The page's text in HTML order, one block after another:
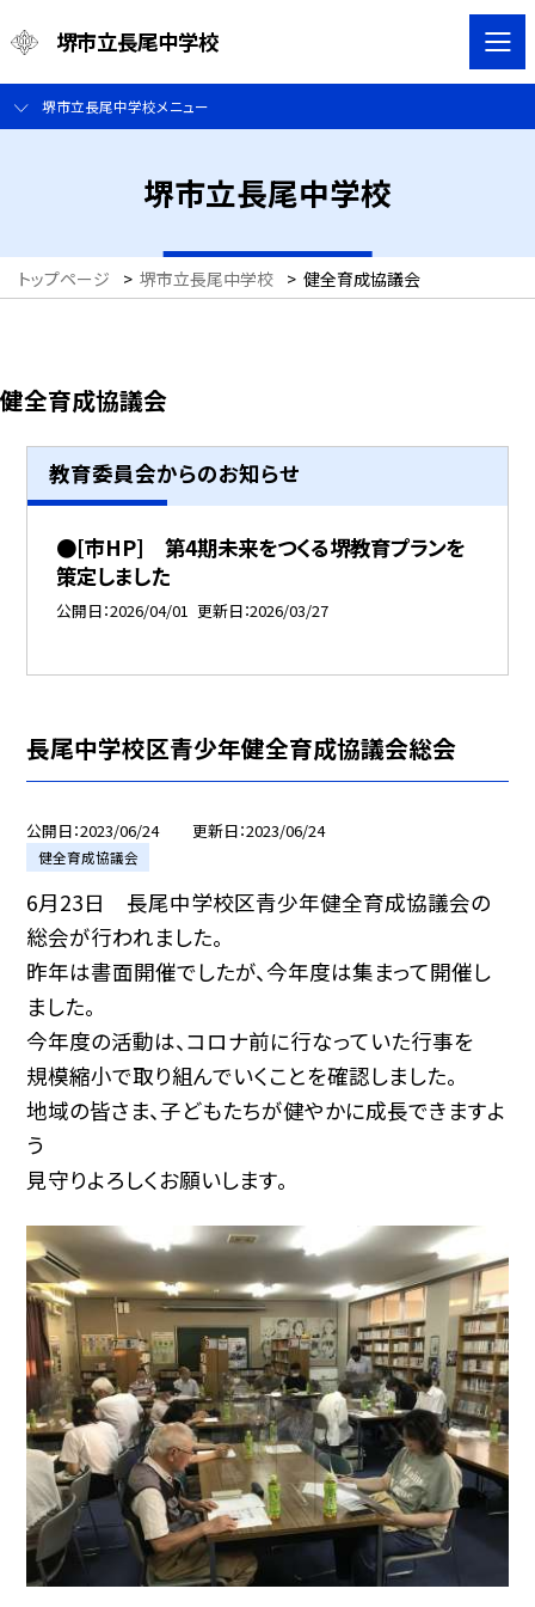
堺市立長尾中学校
堺市立長尾中学校メニュー
堺市立長尾中学校
トップページ > 堺市立長尾中学校 > 健全育成協議会
健全育成協議会
教育委員会からのお知らせ
●[市HP] 第4期未来をつくる堺教育プランを
策定しました
公開日 2026/04/01 更新日 2026/03/27
長尾中学校区青少年健全育成協議会総会
公開日 2023/06/24 更新日 2023/06/24
健全育成協議会
6月23日 長尾中学校区青少年健全育成協議会の
総会が行われました。
昨年は書面開催でしたが、今年度は集まって開催し
ました。
今年度の活動は、コロナ前に行なっていた行事を
規模縮小で取り組んでいくことを確認しました。
地域の皆さま、子どもたちが健やかに成長できますよ
う
見守りよろしくお願いします。